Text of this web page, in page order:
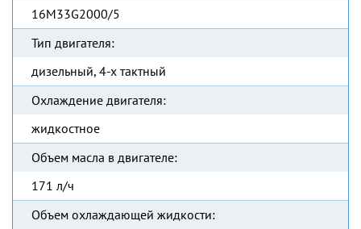
16M33G2000/5
Тип двигателя:
дизельный, 4-х тактный
Охлаждение двигателя:
жидкостное
Объем масла в двигателе:
171 л/ч
Объем охлаждающей жидкости: